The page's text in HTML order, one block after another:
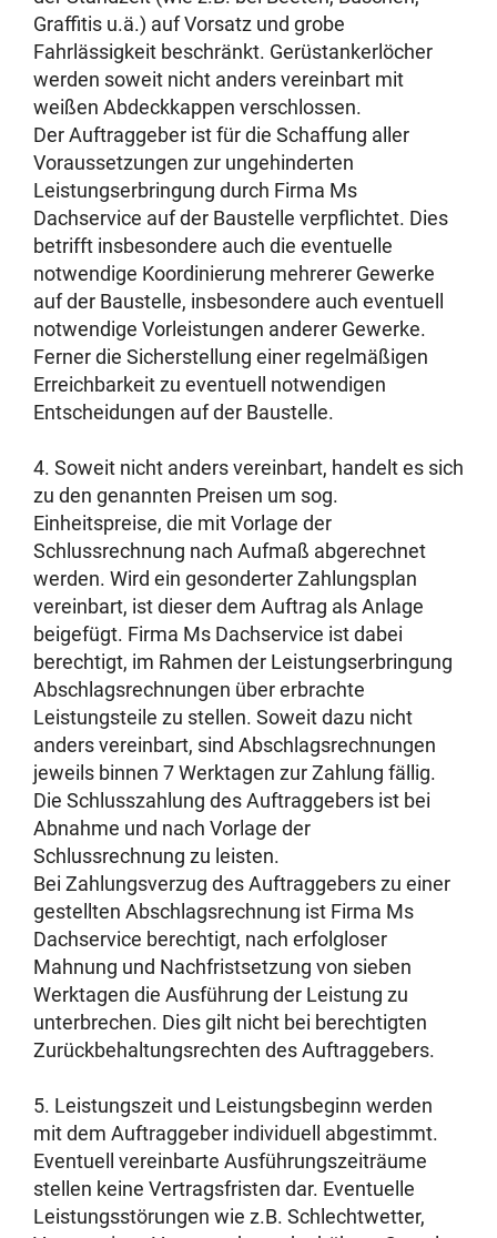
Graffitis u.ä.) auf Vorsatz und grobe
Fahrlässigkeit beschränkt. Gerüstankerlöcher
werden soweit nicht anders vereinbart mit
weißen Abdeckkappen verschlossen.
Der Auftraggeber ist für die Schaffung aller
Voraussetzungen zur ungehinderten
Leistungserbringung durch Firma Ms
Dachservice auf der Baustelle verpflichtet. Dies
betrifft insbesondere auch die eventuelle
notwendige Koordinierung mehrerer Gewerke
auf der Baustelle, insbesondere auch eventuell
notwendige Vorleistungen anderer Gewerke.
Ferner die Sicherstellung einer regelmäßigen
Erreichbarkeit zu eventuell notwendigen
Entscheidungen auf der Baustelle.
4. Soweit nicht anders vereinbart, handelt es sich
zu den genannten Preisen um sog.
Einheitspreise, die mit Vorlage der
Schlussrechnung nach Aufmaß abgerechnet
werden. Wird ein gesonderter Zahlungsplan
vereinbart, ist dieser dem Auftrag als Anlage
beigefügt. Firma Ms Dachservice ist dabei
berechtigt, im Rahmen der Leistungserbringung
Abschlagsrechnungen über erbrachte
Leistungsteile zu stellen. Soweit dazu nicht
anders vereinbart, sind Abschlagsrechnungen
jeweils binnen 7 Werktagen zur Zahlung fällig.
Die Schlusszahlung des Auftraggebers ist bei
Abnahme und nach Vorlage der
Schlussrechnung zu leisten.
Bei Zahlungsverzug des Auftraggebers zu einer
gestellten Abschlagsrechnung ist Firma Ms
Dachservice berechtigt, nach erfolgloser
Mahnung und Nachfristsetzung von sieben
Werktagen die Ausführung der Leistung zu
unterbrechen. Dies gilt nicht bei berechtigten
Zurückbehaltungsrechten des Auftraggebers.
5. Leistungszeit und Leistungsbeginn werden
mit dem Auftraggeber individuell abgestimmt.
Eventuell vereinbarte Ausführungszeiträume
stellen keine Vertragsfristen dar. Eventuelle
Leistungsstörungen wie z.B. Schlechtwetter,